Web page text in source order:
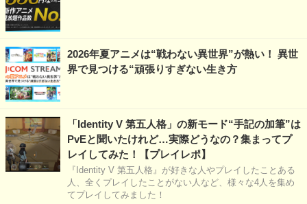
2026年夏アニメは“戦わない異世界”が熱い！ 異世
界で見つける“頑張りすぎない生き方
「Identity V 第五人格」の新モード“手記の加筆”は
PvEと聞いたけれど…実際どうなの？集まってプ
レイしてみた！【プレイレポ】
『Identity V 第五人格』が好きな人やプレイしたことある
人、全くプレイしたことがない人など、様々な4人を集め
てプレイしてみました！